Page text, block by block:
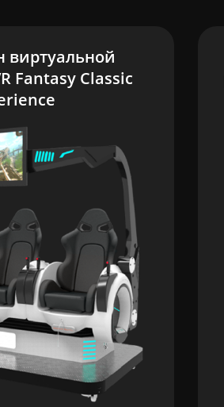
виртуальной
Fantasy Classic